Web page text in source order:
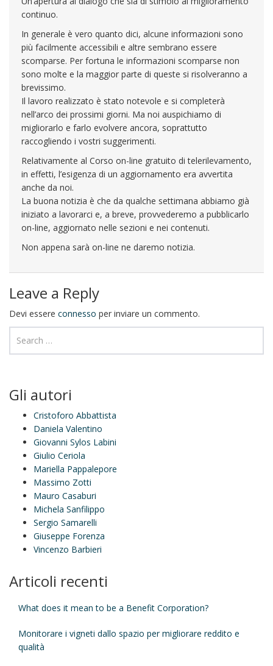
continuo.
In generale è vero quanto dici, alcune informazioni sono
più facilmente accessibili e altre sembrano essere
scomparse. Per fortuna le informazioni scomparse non
sono molte e la maggior parte di queste si risolveranno a
brevissimo.
Il lavoro realizzato è stato notevole e si completerà
nell’arco dei prossimi giorni. Ma noi auspichiamo di
migliorarlo e farlo evolvere ancora, soprattutto
raccogliendo i vostri suggerimenti.
Relativamente al Corso on-line gratuito di telerilevamento,
in effetti, l’esigenza di un aggiornamento era avvertita
anche da noi.
La buona notizia è che da qualche settimana abbiamo già
iniziato a lavorarci e, a breve, provvederemo a pubblicarlo
on-line, aggiornato nelle sezioni e nei contenuti.
Non appena sarà on-line ne daremo notizia.
Leave a Reply
Devi essere connesso per inviare un commento.
Gli autori
Cristoforo Abbattista
Daniela Valentino
Giovanni Sylos Labini
Giulio Ceriola
Mariella Pappalepore
Massimo Zotti
Mauro Casaburi
Michela Sanfilippo
Sergio Samarelli
Giuseppe Forenza
Vincenzo Barbieri
Articoli recenti
What does it mean to be a Benefit Corporation?
Monitorare i vigneti dallo spazio per migliorare reddito e
qualità